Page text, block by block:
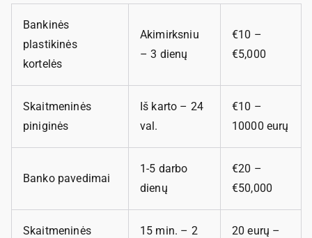
Bankinės
plastikinės
kortelės
Akimirksniu
– 3 dienų
€10 –
€5,000
Skaitmeninės
piniginės
Iš karto – 24
val.
€10 –
10000 eurų
Banko pavedimai
1-5 darbo
dienų
€20 –
€50,000
Skaitmeninės
15 min. – 2
20 eurų –